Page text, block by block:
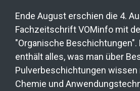
Ende August erschien die 4.
Fachzeitschrift VOMinfo mit
"Organische Beschichtungen".
enthält alles, was man über
Pulverbeschichtungen wissen
Chemie und